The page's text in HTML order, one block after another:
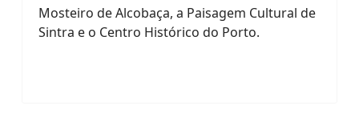
Mosteiro de Alcobaça, a Paisagem Cultural de
Sintra e o Centro Histórico do Porto.